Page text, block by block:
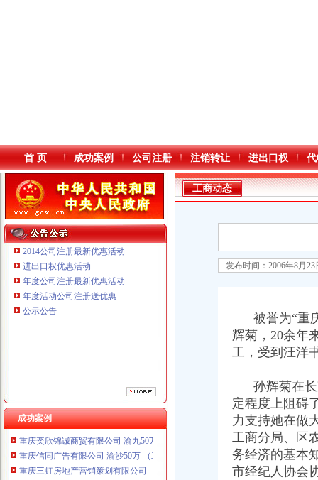
本站导航
首 页 成功案例 公司注册 注销转让 进出口权
2014公司注册最新优惠活动
进出口权优惠活动
年度公司注册最新优惠活动
年度活动公司注册送优惠
公示公告
成功案例
重庆傲志众达投资咨询有限责任公司 渝九1000万 （增资）
重庆星竣贸易有限责任公司 渝中100万 （进出口权）
重庆海谛升进出口贸易有限公司 渝北100万 （进出口权）
重庆奕欣锦诚商贸有限公司 渝九50万 （工商注册）
重庆信同广告有限公司 渝沙50万 （工商注册）
重庆三虹房地产营销策划有限公司
重庆宝鹰汽车销售有限公司
工商动态
发布时间：2006年8月
被誉为“重庆
辉菊，20余年
工，受到汪洋
孙辉菊在长
定程度上阻碍
力支持她在做
工商分局、区
务经济的基本
市经纪人协会